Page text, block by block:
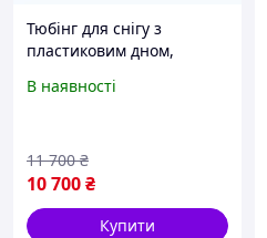
Тюбінг для снігу з
пластиковим дном,
червоний тюбінг з
В наявності
10 700₴
11 700 ₴
Купити